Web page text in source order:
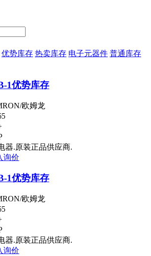
优势库存 热卖库存 电子元器件 普通库存
1优势库存
欧姆龙
器.原装正品供应商.
询价
1优势库存
欧姆龙
器.原装正品供应商.
询价